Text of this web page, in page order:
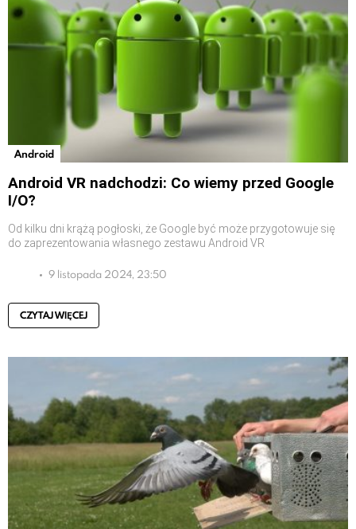
Android
Android VR nadchodzi: Co wiemy przed Google
I/O?
Od kilku dni krążą pogłoski, że Google być może przygotowuje się
do zaprezentowania własnego zestawu Android VR
9 listopada 2024, 23:50
CZYTAJ WIĘCEJ